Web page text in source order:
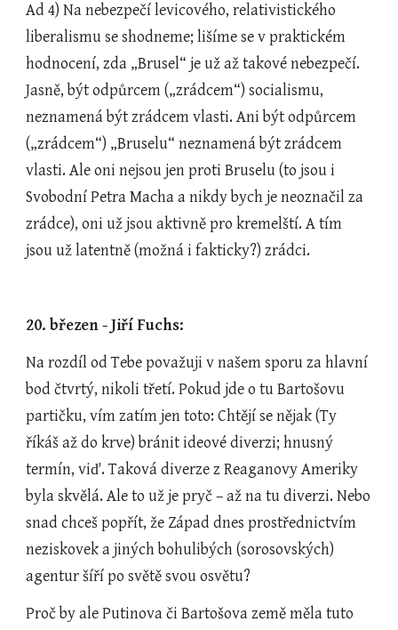
Ad 4) Na nebezpečí levicového, relativistického
liberalismu se shodneme; lišíme se v praktickém
hodnocení, zda „Brusel“ je už až takové nebezpečí.
Jasně, být odpůrcem („zrádcem“) socialismu,
neznamená být zrádcem vlasti. Ani být odpůrcem
(„zrádcem“) „Bruselu“ neznamená být zrádcem
vlasti. Ale oni nejsou jen proti Bruselu (to jsou i
Svobodní Petra Macha a nikdy bych je neoznačil za
zrádce), oni už jsou aktivně pro kremelští. A tím
jsou už latentně (možná i fakticky?) zrádci.
20. březen - Jiří Fuchs:
Na rozdíl od Tebe považuji v našem sporu za hlavní
bod čtvrtý, nikoli třetí. Pokud jde o tu Bartošovu
partičku, vím zatím jen toto: Chtějí se nějak (Ty
říkáš až do krve) bránit ideové diverzi; hnusný
termín, viď. Taková diverze z Reaganovy Ameriky
byla skvělá. Ale to už je pryč – až na tu diverzi. Nebo
snad chceš popřít, že Západ dnes prostřednictvím
neziskovek a jiných bohulibých (sorosovských)
agentur šíří po světě svou osvětu?
Proč by ale Putinova či Bartošova země měla tuto